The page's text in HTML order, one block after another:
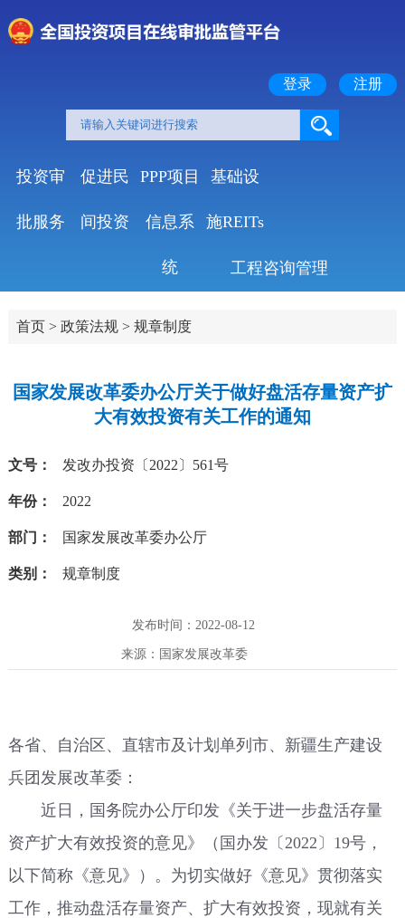
登录 注册
投资审
批服务
促进民
间投资
PPP项目
信息系
统
基础设
施REITs
工程咨询管理
首页> 政策法规> 规章制度
国家发展改革委办公厅关于做好盘活存量资产扩
大有效投资有关工作的通知
文号： 发改办投资〔2022〕561号
年份： 2022
部门： 国家发展改革委办公厅
类别： 规章制度
发布时间：2022-08-12
来源：国家发展改革委
各省、自治区、直辖市及计划单列市、新疆生产建设
兵团发展改革委：
近日，国务院办公厅印发《关于进一步盘活存量
资产扩大有效投资的意见》（国办发〔2022〕19号，
以下简称《意见》）。为切实做好《意见》贯彻落实
工作，推动盘活存量资产、扩大有效投资，现就有关